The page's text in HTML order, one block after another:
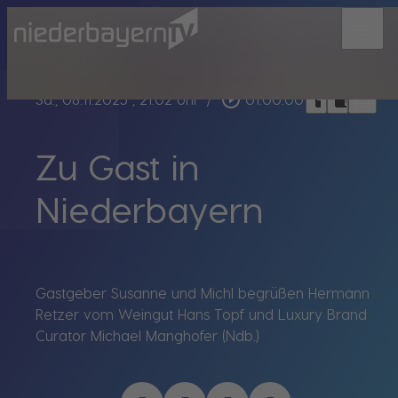
Sa., 08.11.2025, 21:02 Uhr / play_circle_outline 01:00:00 headphoneschrome_reader_modebookmark_border
Zu Gast in
Niederbayern
Gastgeber Susanne und Michl begrüßen Hermann
Retzer vom Weingut Hans Topf und Luxury Brand
Curator Michael Manghofer (Ndb.)